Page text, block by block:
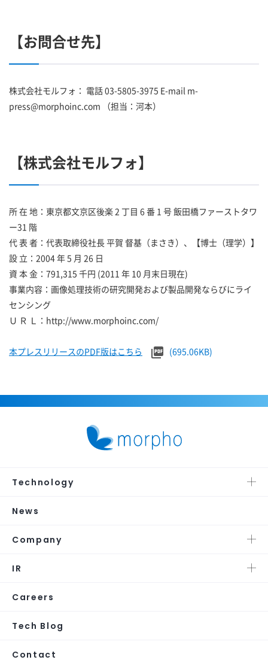
【お問合せ先】
株式会社モルフォ： 電話 03-5805-3975 E-mail m-
press@morphoinc.com （担当：河本）
【株式会社モルフォ】
所 在 地：東京都文京区後楽 2 丁目 6 番 1 号 飯田橋ファーストタワ
ー31 階
代 表 者：代表取締役社長 平賀 督基（まさき）、【博士（理学）】
設 立：2004 年 5 月 26 日
資 本 金：791,315 千円 (2011 年 10 月末日現在)
事業内容：画像処理技術の研究開発および製品開発ならびにライ
センシング
Ｕ Ｒ Ｌ：http://www.morphoinc.com/
本プレスリリースのPDF版はこちら (695.06KB)
Technology
News
Company
IR
Careers
Tech Blog
Contact